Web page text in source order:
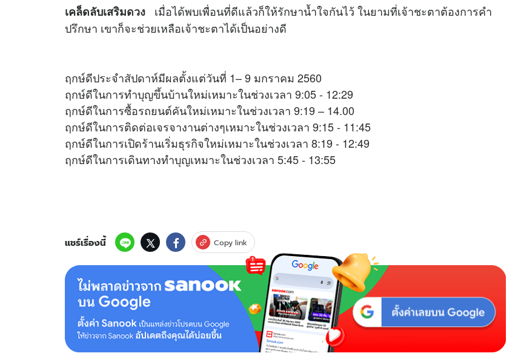
เคล็ดลับเสริมดวง เมื่อได้พบเพื่อนที่ดีแล้วก็ให้รักษาน้ำใจกันไว้ ในยามที่เจ้าชะตาต้องการคำ
ปรึกษา เขาก็จะช่วยเหลือเจ้าชะตาได้เป็นอย่างดี
ฤกษ์ดีประจำสัปดาห์มีผลตั้งแต่วันที่ 1– 9 มกราคม 2560
ฤกษ์ดีในการทำบุญขึ้นบ้านใหม่เหมาะในช่วงเวลา 9:05 - 12:29
ฤกษ์ดีในการซื้อรถยนต์คันใหม่เหมาะในช่วงเวลา 9:19 – 14.00
ฤกษ์ดีในการติดต่อเจรจางานต่างๆเหมาะในช่วงเวลา 9:15 - 11:45
ฤกษ์ดีในการเปิดร้านเริ่มธุรกิจใหม่เหมาะในช่วงเวลา 8:19 - 12:49
ฤกษ์ดีในการเดินทางทำบุญเหมาะในช่วงเวลา 5:45 - 13:55
แชร์เรื่องนี้ Copy link